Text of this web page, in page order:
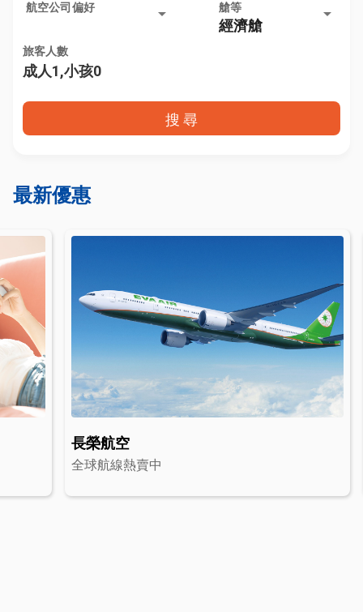
航空公司偏好 arrow_drop_down
經濟艙
艙等 arrow_drop_down
旅客人數
成人1,小孩0
搜 尋
最新優惠
長榮航空
全球航線熱賣中